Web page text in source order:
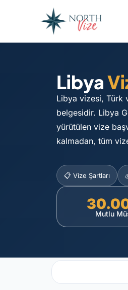
Libya
Libya vizesi, Türk
belgesidir. Libya
yürütülen vize
kalmadan, tüm
📋 Vize Şartları
Mutlu